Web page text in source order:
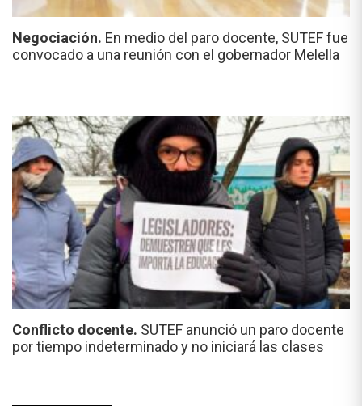
Negociación. En medio del paro docente, SUTEF fue
convocado a una reunión con el gobernador Melella
Conflicto docente. SUTEF anunció un paro docente
por tiempo indeterminado y no iniciará las clases